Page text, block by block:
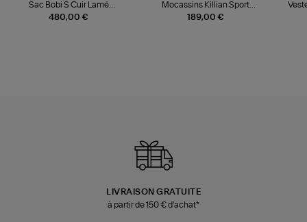
480,00 €
Sac Bobi S Cuir Lamé
Champagne
189,00 €
Mocassins Killian Sport
Mousse
LIVRAISON GRATUITE
à partir de 150 € d'achat*